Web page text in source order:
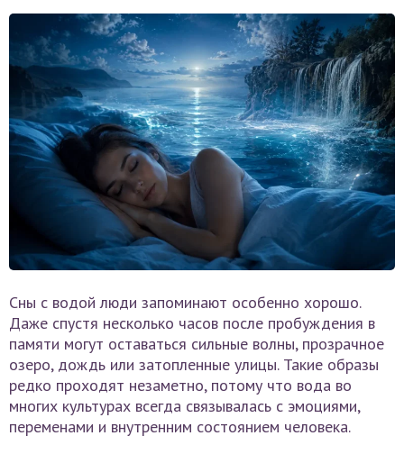
Сны с водой люди запоминают особенно хорошо.
Даже спустя несколько часов после пробуждения в
памяти могут оставаться сильные волны, прозрачное
озеро, дождь или затопленные улицы. Такие образы
редко проходят незаметно, потому что вода во
многих культурах всегда связывалась с эмоциями,
переменами и внутренним состоянием человека.